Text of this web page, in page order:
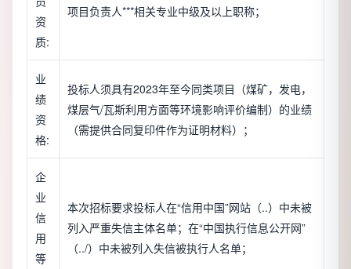
资
质:
项目负责人***相关专业中级及以上职称；
业
绩
资
格:
投标人须具有2023年至今同类项目（煤矿，发电，
煤层气/瓦斯利用方面等环境影响评价编制）的业绩
（需提供合同复印件作为证明材料）；
企
业
信
用
等
本次招标要求投标人在“信用中国”网站（..）中未被
列入严重失信主体名单；在“中国执行信息公开网”
（../）中未被列入失信被执行人名单；